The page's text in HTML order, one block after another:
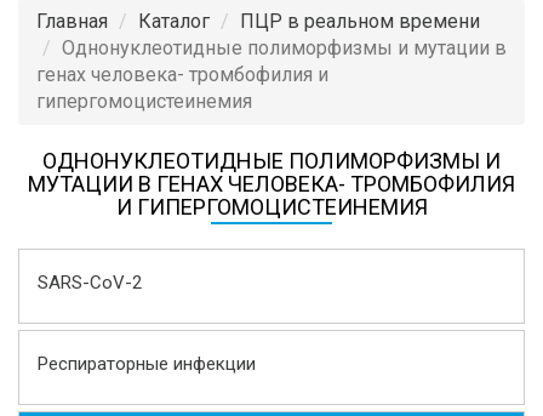
Главная Каталог
ПЦР в реальном времени
Однонуклеотидные полиморфизмы и мутации в
генах человека- тромбофилия и
гипергомоцистеинемия
ОДНОНУКЛЕОТИДНЫЕ ПОЛИМОРФИЗМЫ И
МУТАЦИИ В ГЕНАХ ЧЕЛОВЕКА- ТРОМБОФИЛИЯ
И ГИПЕРГОМОЦИСТЕИНЕМИЯ
SARS-CoV-2
Респираторные инфекции